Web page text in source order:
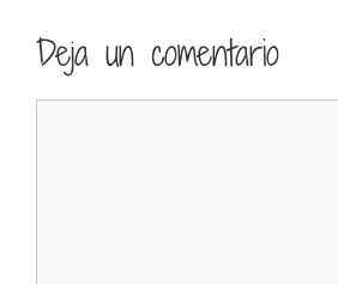
Deja un comentario